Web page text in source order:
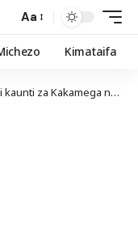
Aa
Kimataifa
za Kakamega na Nandi